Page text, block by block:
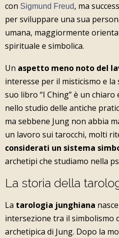
con Sigmund Freud, ma
per sviluppare una sua
umana, maggiormente
spirituale e simbolica.
Un aspetto meno noto del
interesse per il misticismo e
suo libro “I Ching” è un
nello studio delle antiche
ma sebbene Jung non abbia
un lavoro sui tarocchi, molti
considerati un sistema
archetipi che studiamo nella
La storia della
La tarologia junghiana
intersezione tra il simbolismo
archetipica di Jung. Dopo la